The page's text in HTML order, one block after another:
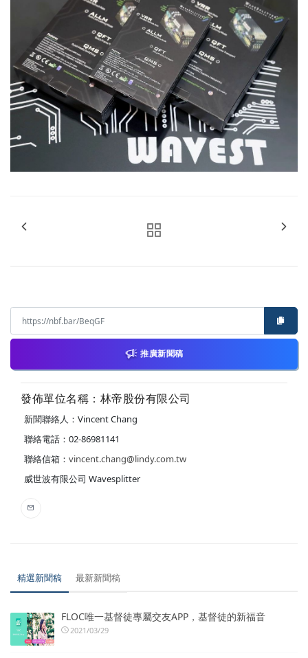
推廣新聞稿
發佈單位名稱：林帝股份有限公司
新聞聯絡人：Vincent Chang
聯絡電話：02-86981141
聯絡信箱： vincent.chang@lindy.com.tw
威世波有限公司 Wavesplitter
精選新聞稿 最新新聞稿
FLOC唯一基督徒專屬交友APP，基督徒的新福音
2021/03/29